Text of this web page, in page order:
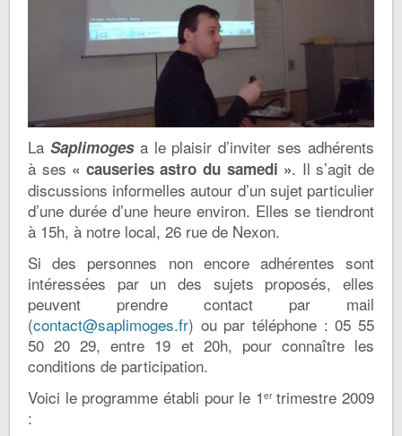
La Saplimogesa le plaisir d’inviter ses adhérents
à ses « causeries astro du samedi ». Il s’agit de
discussions informelles autour d’un sujet particulier
d’une durée d’une heure environ. Elles se tiendront
à 15h, à notre local, 26 rue de Nexon.
Si des personnes non encore adhérentes sont
intéressées par un des sujets proposés, elles
peuvent prendre contact par mail
(contact@saplimoges.fr) ou par téléphone : 05 55
50 20 29, entre 19 et 20h, pour connaître les
conditions de participation.
Voici le programme établi pour le 1 ertrimestre 2009
: